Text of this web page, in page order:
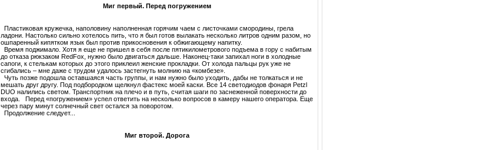
Миг первый. Перед погружением
Пластиковая кружечка, наполовину наполненная горячим чаем с листочками смородины, грела
ладони. Настолько сильно хотелось пить, что я был готов вылакать несколько литров одним разом, но
ошпаренный кипятком язык был против прикосновения к обжигающему напитку.
Время поджимало. Хотя я еще не пришел в себя после пятикилометрового подъема в гору с набитым
до отказа рюкзаком RedFox, нужно было двигаться дальше. Наконец-таки запихал ноги в холодные
сапоги, к стелькам которых до этого приклеил женские прокладки. От холода пальцы рук уже не
сгибались – мне даже с трудом удалось застегнуть молнию на «комбезе».
Чуть позже подошла оставшаяся часть группы, и нам нужно было уходить, дабы не толкаться и не
мешать друг другу. Под подбородком щелкнул фастекс моей каски. Все 14 светодиодов фонаря Petzl
DUO налились светом. Транспортник на плечо и в путь, считая шаги по заснеженной поверхности до
входа. Перед «погружением» успел ответить на несколько вопросов в камеру нашего оператора. Еще
через пару минут солнечный свет остался за поворотом.
Продолжение следует...
Миг второй. Дорога